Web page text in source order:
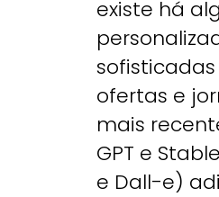
existe há
ofertas e
mais
GPT e
e Dall-e)